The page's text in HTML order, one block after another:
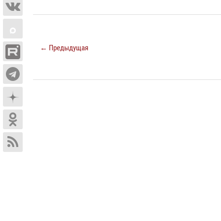
← Предыдущая